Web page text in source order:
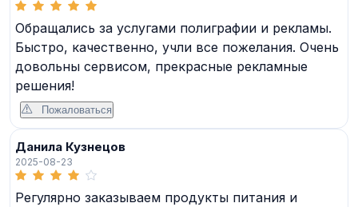
Обращались за услугами полиграфии и рекламы.
Быстро, качественно, учли все пожелания. Очень
довольны сервисом, прекрасные рекламные
решения!
Пожаловаться
Данила Кузнецов
2025-08-23
Регулярно заказываем продукты питания и